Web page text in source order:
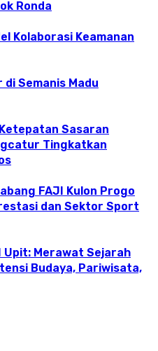
Ronda
Kolaborasi Keamanan
di Semanis Madu
Sasaran
Tingkatkan
FAJI Kulon Progo
dan Sektor Sport
Upit: Merawat Sejarah
Budaya, Pariwisata,